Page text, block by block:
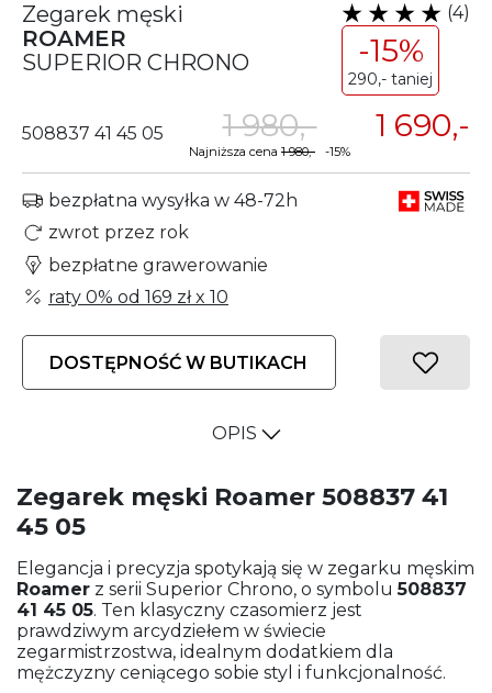
Zegarek męski
ROAMER
SUPERIOR CHRONO
(4)
-15%
290,- taniej
508837 41 45 05 1 690,-
1 980,-
Najniższa cena 1 980,- -15%
bezpłatna wysyłka w 48-72h
zwrot przez rok
bezpłatne grawerowanie
raty 0% od 169 złx 10
DOSTĘPNOŚĆ W BUTIKACH
OPIS
Zegarek męski Roamer 508837 41
45 05
Elegancja i precyzja spotykają się w zegarku męskim
Roamer z serii Superior Chrono, o symbolu508837
41 45 05. Ten klasyczny czasomierz jest
prawdziwym arcydziełem w świecie
zegarmistrzostwa, idealnym dodatkiem dla
mężczyzny ceniącego sobie styl i funkcjonalność.